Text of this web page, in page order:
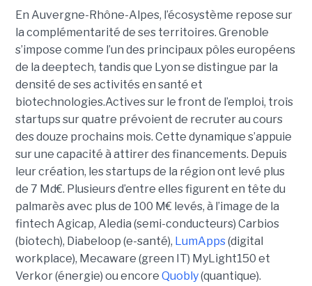
En Auvergne-Rhône-Alpes, l’écosystème repose sur
la complémentarité de ses territoires. Grenoble
s’impose comme l’un des principaux pôles européens
de la deeptech, tandis que Lyon se distingue par la
densité de ses activités en santé et
biotechnologies.Actives sur le front de l’emploi, trois
startups sur quatre prévoient de recruter au cours
des douze prochains mois. Cette dynamique s’appuie
sur une capacité à attirer des financements. Depuis
leur création, les startups de la région ont levé plus
de 7 Md€. Plusieurs d’entre elles figurent en tête du
palmarès avec plus de 100 M€ levés, à l’image de la
fintech Agicap, Aledia (semi-conducteurs) Carbios
(biotech), Diabeloop (e-santé), LumApps(digital
workplace), Mecaware (green IT) MyLight150 et
Verkor (énergie) ou encore Quobly(quantique).